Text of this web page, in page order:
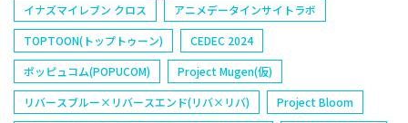
イナズマイレブン クロス
アニメデータインサイトラボ
TOPTOON(トップトゥーン)
CEDEC 2024
ポッピュコム(POPUCOM)
Project Mugen(仮)
リバースブルー×リバースエンド(リバ×リバ)
Project Bloom